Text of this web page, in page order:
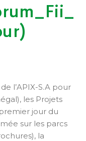
l’APIX-S.A pour
les Projets
jour du
sur les parcs
la